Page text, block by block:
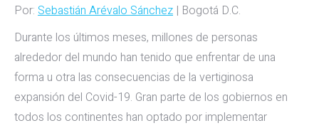
Por: Sebastián Arévalo Sánchez | Bogotá D.C.
Durante los últimos meses, millones de personas
alrededor del mundo han tenido que enfrentar de una
forma u otra las consecuencias de la vertiginosa
expansión del Covid-19. Gran parte de los gobiernos en
todos los continentes han optado por implementar